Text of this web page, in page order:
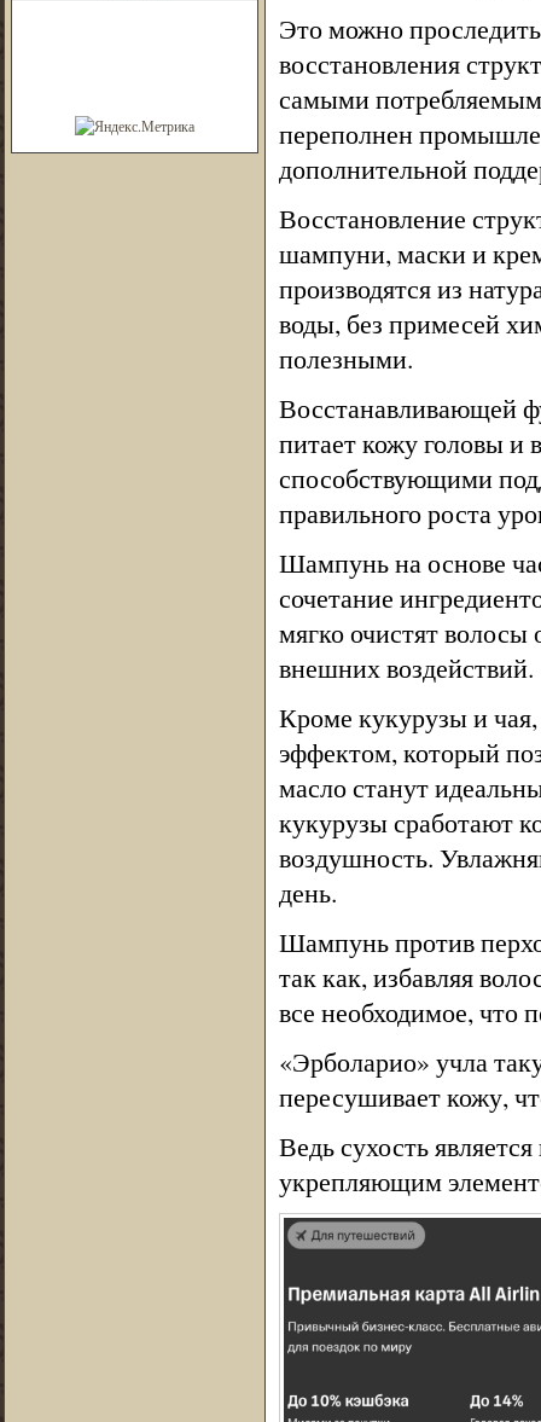
Это можно
восстановления
самыми
переполнен
дополнительной
Восстановление
шампуни, маски и
производятся из
воды, без примесей
полезными.
Восстанавливающей
питает кожу головы и
способствующими
правильного роста
Шампунь на основе
сочетание
мягко очистят волосы
внешних воздействий.
Кроме кукурузы и
эффектом, который
масло станут
кукурузы сработают
воздушность.
день.
Шампунь против
так как, избавляя
все необходимое, что
«Эрболарио» учла
пересушивает кожу,
Ведь сухость
укрепляющим